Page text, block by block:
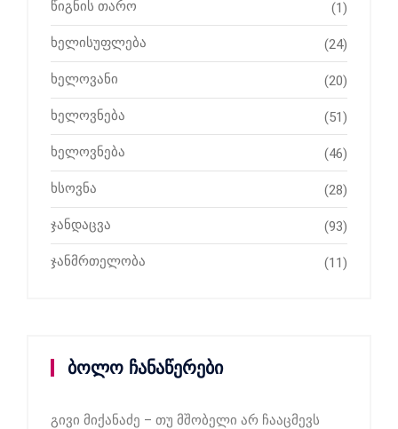
წიგნის თარო (1)
ხელისუფლება (24)
ხელოვანი (20)
ხელოვნება (51)
ხელოვნება (46)
ხსოვნა (28)
ჯანდაცვა (93)
ჯანმრთელობა (11)
ბოლო ჩანაწერები
გივი მიქანაძე – თუ მშობელი არ ჩააცმევს